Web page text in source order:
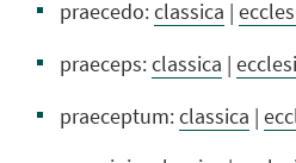
praecedo:classica |
praeceps:classica |
praeceptum:classica |